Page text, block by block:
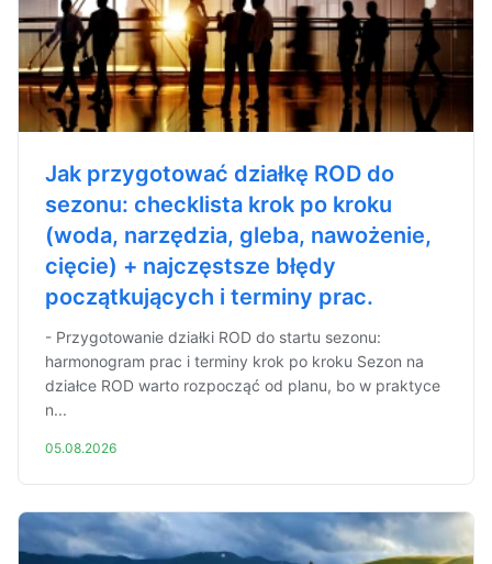
Jak przygotować działkę ROD do
sezonu: checklista krok po kroku
(woda, narzędzia, gleba, nawożenie,
cięcie) + najczęstsze błędy
początkujących i terminy prac.
- Przygotowanie działki ROD do startu sezonu:
harmonogram prac i terminy krok po kroku Sezon na
działce ROD warto rozpocząć od planu, bo w praktyce
n...
05.08.2026